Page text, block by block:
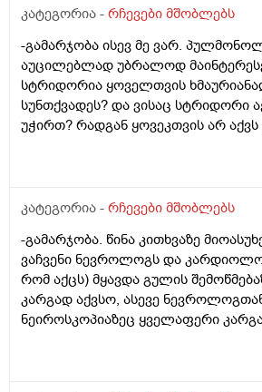
კატეგორია - რჩევები მშობლებს
-გამარჯობა ისევ მე ვარ.
აუცილებლად უბრალოდ
სტრიდორია ყოველთვის
სუნთქვადეს? და ვისაც სტრიდორი
უჭირთ? რადგან ყოვეკთვის არ აქვს
ძალიან ეზნიქება ყელთან და
კატეგორია - რჩევები მშობლებს
-გამარჯობა. წინა კითხვაზე
ვაჩვენი ნევროლოგს და
რომ აქცს) მყავდა გულის
კარგად აქვსო, ასევე
ნეიროსკოპიაზეც ყველაფერი